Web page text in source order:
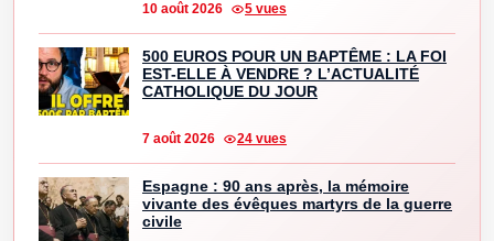
10 août 2026 5 vues
500 EUROS POUR UN BAPTÊME : LA FOI
EST-ELLE À VENDRE ? L’ACTUALITÉ
CATHOLIQUE DU JOUR
7 août 2026 24 vues
Espagne : 90 ans après, la mémoire
vivante des évêques martyrs de la guerre
civile